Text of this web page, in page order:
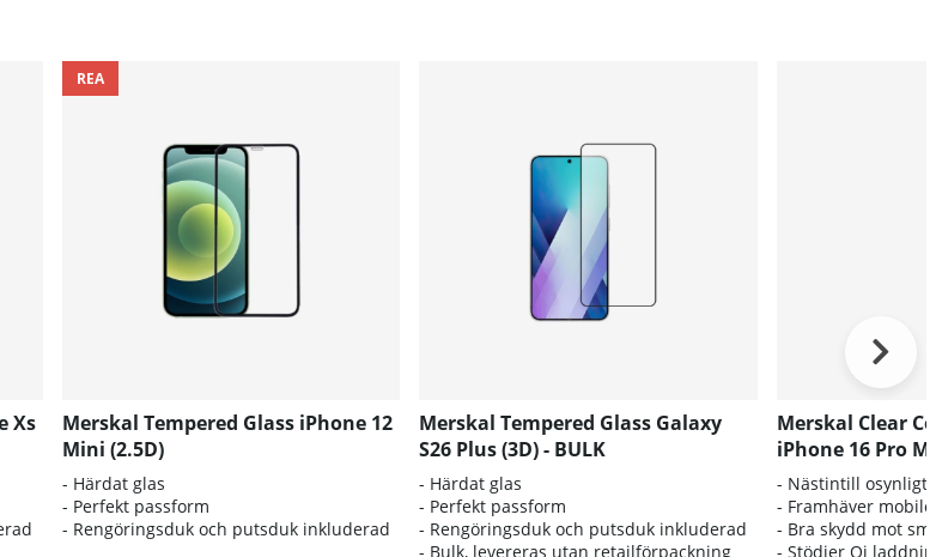
Xs
REA
Merskal Tempered Glass iPhone 12
Mini (2.5D)
- Härdat glas
- Perfekt passform
- Rengöringsduk och putsduk inkluderad
Merskal Tempered Glass Galaxy
S26 Plus (3D) - BULK
- Härdat glas
- Perfekt passform
- Rengöringsduk och putsduk inkluderad
- Bulk, levereras utan retailförpackning
Merskal Clear
iPhone 16 Pro
- Nästintill osynligt
- Framhäver
- Bra skydd mot
- Stödjer Qi